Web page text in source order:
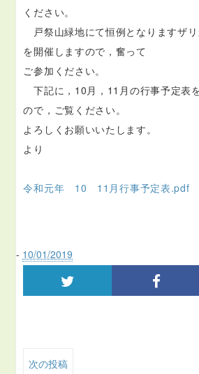
ください。
戸祭山緑地にて恒例となりますザリ
を開催しますので，奮って
ご参加ください。
下記に，10月，11月の行事予定表
ので，ご覧ください。
よろしくお願いいたし
より
令和元年 10 11月行事予定表.pdf
- 10/01/2019
次の投稿